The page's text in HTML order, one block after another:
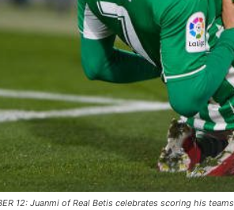
12: Juanmi of Real Betis celebrates scoring his